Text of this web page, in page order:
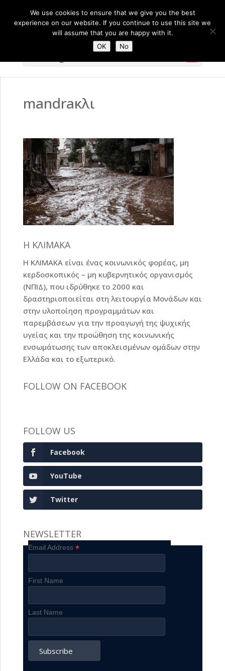
mandraκλι
Η ΚΛΙΜΑΚΑ
Η ΚΛΙΜΑΚΑ είναι ένας κοινωνικός φορέας, μη
κερδοσκοπικός – μη κυβερνητικός οργανισμός
(ΝΠΙΔ), που ιδρύθηκε το 2000 και
δραστηριοποιείται στη λειτουργία Μονάδων και
στην υλοποίηση προγραμμάτων και
παρεμβάσεων για την προαγωγή της ψυχικής
υγείας και την προώθηση της κοινωνικής
ενσωμάτωσης των αποκλεισμένων ομάδων στην
Ελλάδα και το εξωτερικό.
FOLLOW ON FACEBOOK
FOLLOW US
Facebook
YouTube
Twitter
NEWSLETTER
Email Address*
First Name
Last Name
We use cookies to ensure that we give you the best
experience on our website. If you continue to use this site we
will assume that you are happy with it.
OK
No